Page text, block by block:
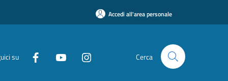
Accedi all'area personale
su Cerca